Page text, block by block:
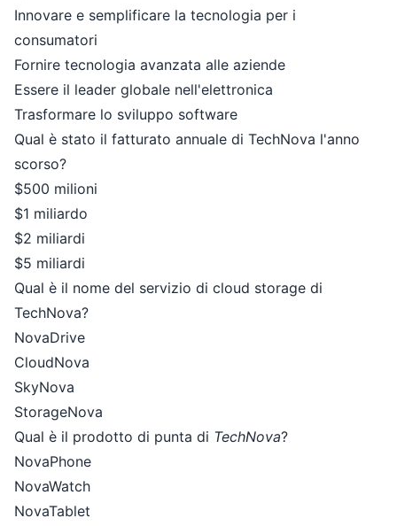
Innovare e semplificare la tecnologia per i
consumatori
Fornire tecnologia avanzata alle aziende
Essere il leader globale nell'elettronica
Trasformare lo sviluppo software
Qual è stato il fatturato annuale di TechNova l'anno
scorso?
$500 milioni
$1 miliardo
$2 miliardi
$5 miliardi
Qual è il nome del servizio di cloud storage di
TechNova?
NovaDrive
CloudNova
SkyNova
StorageNova
Qual è il prodotto di punta di TechNova?
NovaPhone
NovaWatch
NovaTablet